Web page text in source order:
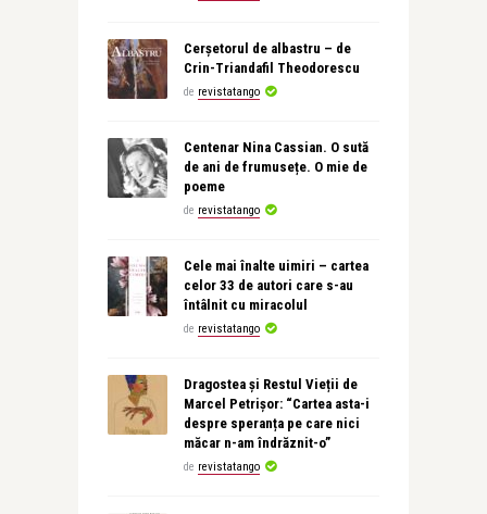
Cerșetorul de albastru – de
Crin-Triandafil Theodorescu
de revistatango
Centenar Nina Cassian. O sută
de ani de frumusețe. O mie de
poeme
de revistatango
Cele mai înalte uimiri – cartea
celor 33 de autori care s-au
întâlnit cu miracolul
de revistatango
Dragostea și Restul Vieții de
Marcel Petrișor: “Cartea asta-i
despre speranța pe care nici
măcar n-am îndrăznit-o”
de revistatango